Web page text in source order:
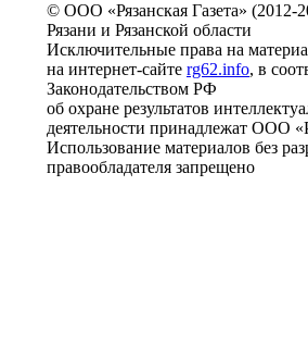
© ООО «Рязанская Газета» (2012-
Рязани и Рязанской области
Исключительные права на
на интернет-сайте rg62.info, в
Законодательством РФ
об охране результатов
деятельности принадлежат ООО
Использование материалов без
правообладателя запрещено